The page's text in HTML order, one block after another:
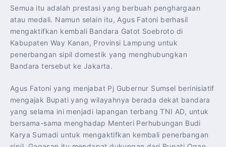
Semua itu adalah prestasi yang berbuah penghargaan
atau medali. Namun selain itu, Agus Fatoni berhasil
mengaktifkan kembali Bandara Gatot Soebroto di
Kabupaten Way Kanan, Provinsi Lampung untuk
penerbangan sipil domestik yang menghubungkan
Bandara tersebut ke Jakarta.
Agus Fatoni yang menjabat Pj Gubernur Sumsel berinisiatif
mengajak Bupati yang wilayahnya berada dekat bandara
yang selama ini menjadi lapangan terbang TNI AD, untuk
bersama-sama menghadap Menteri Perhubungan Budi
Karya Sumadi untuk mengaktifkan kembali penerbangan